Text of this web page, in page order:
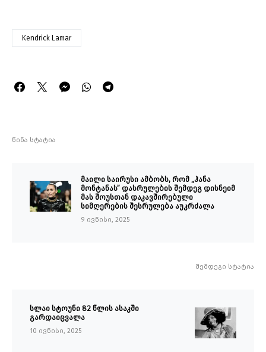
Kendrick Lamar
წინა სტატია
მაილი საირუსი ამბობს, რომ „ჰანა
მონტანას” დასრულების შემდეგ დისნეიმ
მას შოუსთან დაკავშირებული
სიმღერების შესრულება აუკრძალა
9 ივნისი, 2025
შემდეგი სტატია
სლაი სტოუნი 82 წლის ასაკში
გარდაიცვალა
10 ივნისი, 2025